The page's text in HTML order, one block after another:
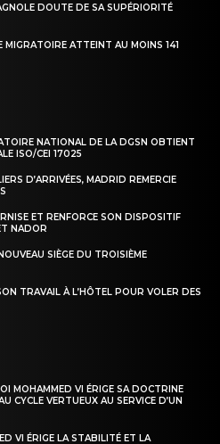
de
DOUTE DE SA SUPÉRIORITÉ
ATTEINT AU MOINS 141
NATIONAL DE LA DGSN OBTIENT
ISO/CEI 17025
D’ARRIVÉES, MADRID REMERCIE
ET RENFORCE SON DISPOSITIF
NADOR
SIÈGE DU TROISIÈME
TRAVAIL À L’HÔTEL POUR VOLER DES
MOHAMMED VI ÉRIGE SA DOCTRINE
CYCLE VERTUEUX AU SERVICE D’UN
VI ÉRIGE LA STABILITÉ ET LA